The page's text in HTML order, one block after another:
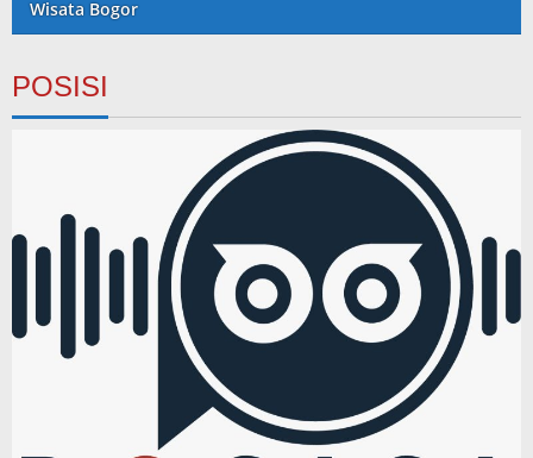
Wisata Bogor
POSISI